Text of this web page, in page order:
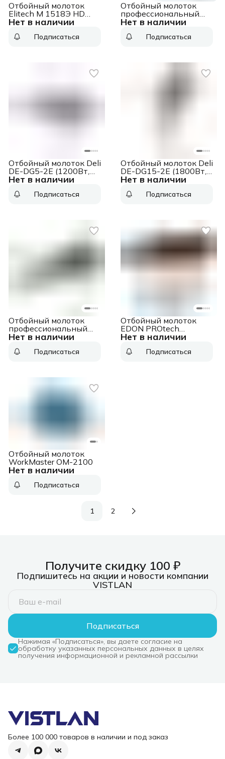
Нет в наличии
Отбойный молоток
Elitech М 1518Э HD
(E2205.006.00) 1500Вт
Подписаться
Нет в наличии
Отбойный молоток
профессиональный
KLPRO KLKR570M
Max, 14Дж,3100уд/
Подписаться
Нет в наличии
Отбойный молоток Deli
DE-DG5-2E (1200Вт,
17Дж, кейс)
Подписаться
Нет в наличии
Отбойный молоток Deli
DE-DG15-2E (1800Вт,
65Дж, кейс)
Подписаться
Нет в наличии
Отбойный молоток
профессиональный
KLPRO KLKR1800H
HEX, 55Дж,1450уд/
Подписаться
Нет в наличии
Отбойный молоток
EDON PROtech
2200DH
Подписаться
Нет в наличии
Отбойный молоток
WorkMaster ОМ-2100
Подписаться
1 2
Получите скидку 100 ₽
Подпишитесь на акции и новости компании
VISTLAN
Подписаться
Нажимая «Подписаться», вы даете согласие на
обработку указанных персональных данных в целях
получения информационной и рекламной рассылки
Более 100 000 товаров в наличии и под заказ